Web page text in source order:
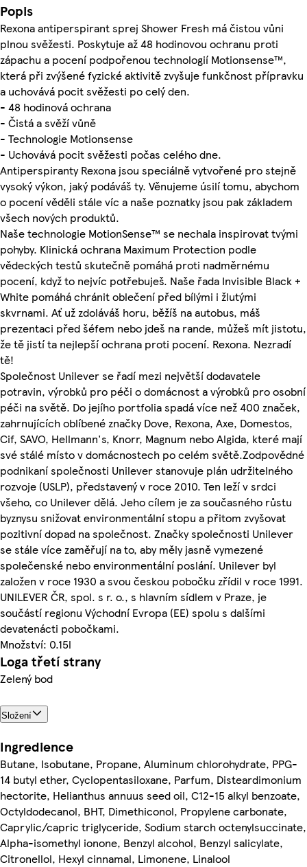
Popis
Rexona antiperspirant sprej Shower Fresh má čistou vůni
plnou svěžesti. Poskytuje až 48 hodinovou ochranu proti
zápachu a pocení podpořenou technologií Motionsense™,
která při zvýšené fyzické aktivitě zvyšuje funkčnost přípravku
a uchovává pocit svěžesti po celý den.
- 48 hodinová ochrana
- Čistá a svěží vůně
- Technologie Motionsense
- Uchovává pocit svěžesti počas celého dne.
Antiperspiranty Rexona jsou speciálně vytvořené pro stejně
vysoký výkon, jaký podáváš ty. Věnujeme úsilí tomu, abychom
o pocení věděli stále víc a naše poznatky jsou pak základem
všech nových produktů.
Naše technologie MotionSense™ se nechala inspirovat tvými
pohyby. Klinická ochrana Maximum Protection podle
vědeckých testů skutečně pomáhá proti nadměrnému
pocení, když to nejvíc potřebuješ. Naše řada Invisible Black +
White pomáhá chránit oblečení před bílými i žlutými
skvrnami. Ať už zdoláváš horu, běžíš na autobus, máš
prezentaci před šéfem nebo jdeš na rande, můžeš mít jistotu,
že tě jistí ta nejlepší ochrana proti pocení. Rexona. Nezradí
tě!
Společnost Unilever se řadí mezi největší dodavatele
potravin, výrobků pro péči o domácnost a výrobků pro osobní
péči na světě. Do jejího portfolia spadá více než 400 značek,
zahrnujících oblíbené značky Dove, Rexona, Axe, Domestos,
Cif, SAVO, Hellmann's, Knorr, Magnum nebo Algida, které mají
své stálé místo v domácnostech po celém světě.Zodpovědné
podnikaní společnosti Unilever stanovuje plán udržitelného
rozvoje (USLP), představený v roce 2010. Ten leží v srdci
všeho, co Unilever dělá. Jeho cílem je za současného růstu
byznysu snižovat environmentální stopu a přitom zvyšovat
pozitivní dopad na společnost. Značky společnosti Unilever
se stále více zaměřují na to, aby měly jasně vymezené
společenské nebo environmentální poslání. Unilever byl
založen v roce 1930 a svou českou pobočku zřídil v roce 1991.
UNILEVER ČR, spol. s r. o., s hlavním sídlem v Praze, je
součástí regionu Východní Evropa (EE) spolu s dalšími
devatenácti pobočkami.
Množství: 0.15l
Loga třetí strany
Zelený bod
Složení
Ingredience
Butane, Isobutane, Propane, Aluminum chlorohydrate, PPG-
14 butyl ether, Cyclopentasiloxane, Parfum, Disteardimonium
hectorite, Helianthus annuus seed oil, C12-15 alkyl benzoate,
Octyldodecanol, BHT, Dimethiconol, Propylene carbonate,
Caprylic/capric triglyceride, Sodium starch octenylsuccinate,
Alpha-isomethyl ionone, Benzyl alcohol, Benzyl salicylate,
Citronellol, Hexyl cinnamal, Limonene, Linalool